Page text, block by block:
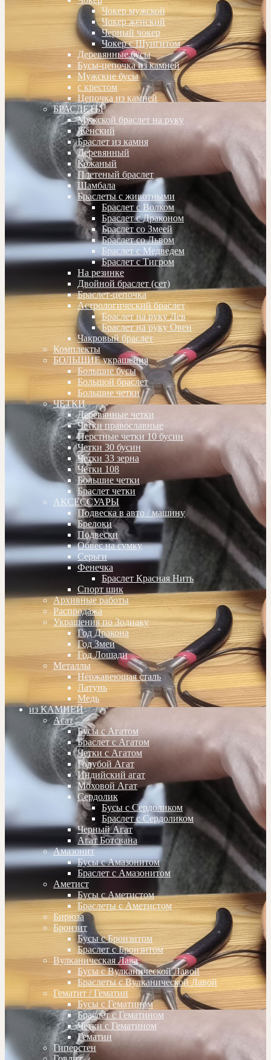
Чокер мужской
Чокер женский
Черный чокер
Чокер с Шунгитом
Деревянные бусы
Бусы-цепочка из камней
Мужские бусы
с крестом
Цепочка из камней
БРАСЛЕТЫ
Мужской браслет на руку
Женский
Браслет из камня
Деревянный
Кожаный
Плетеный браслет
Шамбала
Браслеты с животными
Браслет с Волком
Браслет с Драконом
Браслет со Змеей
Браслет со Львом
Браслет с Медведем
Браслет с Тигром
На резинке
Двойной браслет (сет)
Браслет-цепочка
Астрологический браслет
Браслет на руку Лев
Браслет на руку Овен
Чакровый браслет
Комплекты
БОЛЬШИЕ украшения
Большие бусы
Большой браслет
Большие четки
ЧЕТКИ
Деревянные четки
Четки православные
Перстные четки 10 бусин
Четки 30 бусин
Четки 33 зерна
Четки 108
Большие четки
Браслет четки
АКСЕССУАРЫ
Подвеска в авто / машину
Брелоки
Подвески
Обвес на сумку
Серьги
Фенечка
Браслет Красная Нить
Спорт шик
Архивные работы
Распродажа
Украшения по Зодиаку
Год Дракона
Год Змеи
Год Лошади
Металлы
Нержавеющая сталь
Латунь
Медь
из КАМНЕЙ
Агат
Бусы с Агатом
Браслет с Агатом
Четки с Агатом
Голубой Агат
Индийский агат
Моховой Агат
Сердолик
Бусы с Сердоликом
Браслет с Сердоликом
Черный Агат
Агат Ботсвана
Амазонит
Бусы с Амазонитом
Браслет с Амазонитом
Аметист
Бусы с Аметистом
Браслеты с Аметистом
Бирюза
Бронзит
Бусы с Бронзитом
Браслет с Бронзитом
Вулканическая Лава
Бусы с Вулканической Лавой
Браслеты с Вулканической Лавой
Гематит / Гематин
Бусы с Гематином
Браслет с Гематином
Четки с Гематином
Гематин
Гиперстен